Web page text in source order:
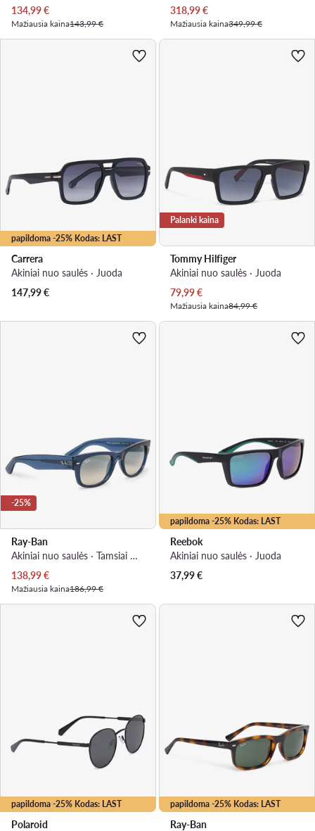
Dabartinė kaina
134,99€
Mažiausia kaina143,99 €
Dabartinė kaina
318,99€
Mažiausia kaina349,99 €
papildoma -25% Kodas: LAST
Carrera
Akiniai nuo saulės · Juoda
147,99€
Palanki kaina
Tommy Hilfiger
Akiniai nuo saulės · Juoda
Dabartinė kaina
79,99€
Mažiausia kaina84,99 €
-25%
Ray-Ban
Akiniai nuo saulės · Tamsiai mėlyna
Dabartinė kaina
138,99€
Mažiausia kaina186,99 €
papildoma -25% Kodas: LAST
Reebok
Akiniai nuo saulės · Juoda
37,99€
papildoma -25% Kodas: LAST
Polaroid
papildoma -25% Kodas: LAST
Ray-Ban